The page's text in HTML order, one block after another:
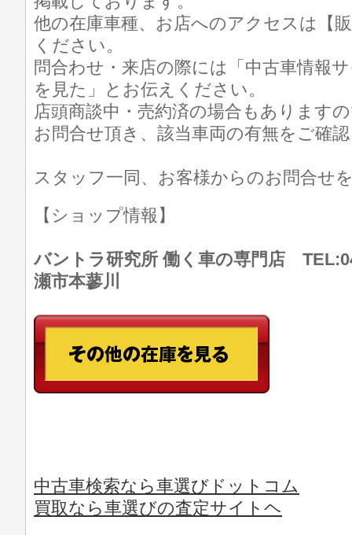
他の在庫車種、お店へのアクセスは【
ください。
問合わせ・来店の際には「中古車情報
を見た」とお伝えください。
店頭商談中・売約済の場合もあります
お問合せ頂き、該当車両の有無をご確
スタッフ一同、お客様からのお問合せ
【ショップ情報】
バントラ研究所 働く車の専門店
瀬市本蓼川
中古車検索なら車選びドットコム
買取なら車選びの査定サイトヘ